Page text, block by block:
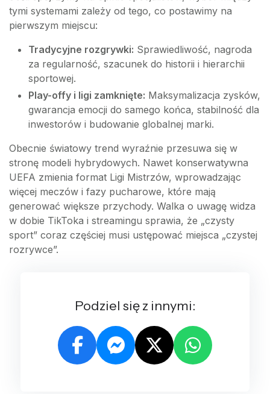
tymi systemami zależy od tego, co postawimy na
pierwszym miejscu:
Tradycyjne rozgrywki: Sprawiedliwość, nagroda
za regularność, szacunek do historii i hierarchii
sportowej.
Play-offy i ligi zamknięte: Maksymalizacja zysków,
gwarancja emocji do samego końca, stabilność dla
inwestorów i budowanie globalnej marki.
Obecnie światowy trend wyraźnie przesuwa się w
stronę modeli hybrydowych. Nawet konserwatywna
UEFA zmienia format Ligi Mistrzów, wprowadzając
więcej meczów i fazy pucharowe, które mają
generować większe przychody. Walka o uwagę widza
w dobie TikToka i streamingu sprawia, że „czysty
sport” coraz częściej musi ustępować miejsca „czystej
rozrywce”.
Podziel się z innymi: